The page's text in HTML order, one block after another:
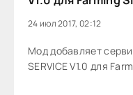
24 июл 2017, 02:12
Мод добавляет
SERVICE V1.0 для